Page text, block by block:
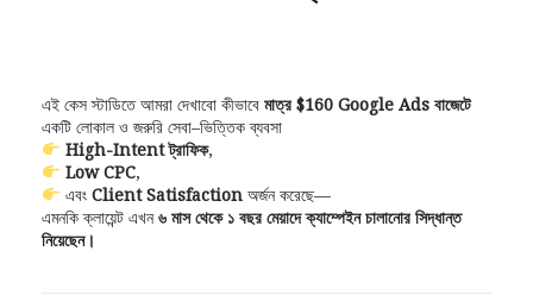
এই কেস স্টাডিতে আমরা দেখাবো কীভাবে মাত্র $160 Google Ads বাজেটে
একটি লোকাল ও জরুরি সেবা–ভিত্তিক ব্যবসা
High-Intent ট্রাফিক,
Low CPC,
এবং Client Satisfactionঅর্জন করেছে—
এমনকি ক্লায়েন্ট এখন৬ মাস থেকে ১ বছর মেয়াদে ক্যাম্পেইন চালানোর সিদ্ধান্ত
নিয়েছেন।